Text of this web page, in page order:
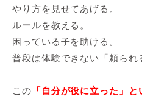
やり方を見せてあげる。
ルールを教える。
困っている子を助ける。
普段は体験できない「頼られ
この 「自分が役に立った」